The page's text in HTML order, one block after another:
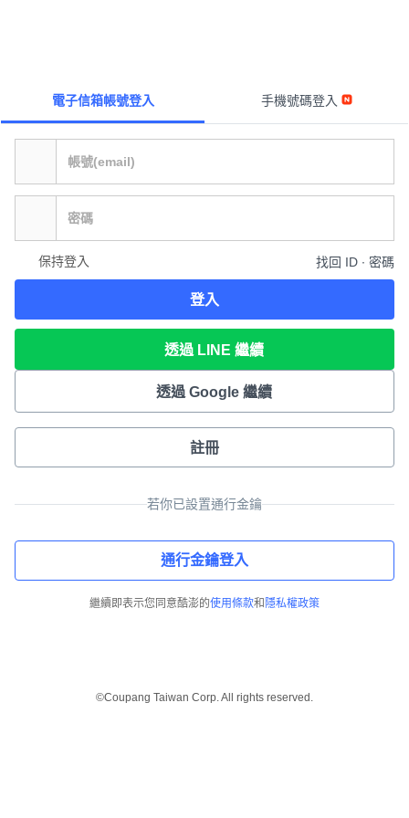
電子信箱帳號登入 手機號碼登入
保持登入 找回 ID ∙ 密碼
登入
透過 LINE 繼續
透過 Google 繼續
註冊
若你已設置通行金鑰
通行金鑰登入
繼續即表示您同意酷澎的使用條款和 隱私權政策
©Coupang Taiwan Corp. All rights reserved.